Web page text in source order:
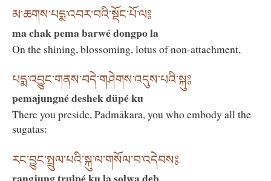
མ་ཆགས་པདྨ་འབར་བའི་སྡོང་པོ་ལ༔
ma chak pema barwé dongpo la
On the shining, blossoming, lotus of non-attachment,
པདྨ་འབྱུང་གནས་བདེ་གཤེགས་འདུས་པའི་སྐུ༔
pemajungné deshek düpé ku
There you preside, Padmākara, you who embody all the
sugatas:
རང་བྱུང་སྤྲུལ་པའི་སྐུ་ལ་གསོལ་བ་འདེབས༔
rangjung trulpé ku la solwa deb